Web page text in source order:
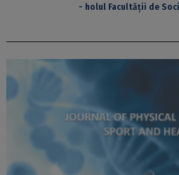
- holul Facultății de